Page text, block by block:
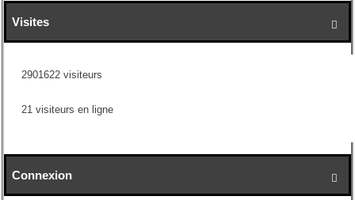

Visites
2901622 visiteurs
21 visiteurs en ligne

Connexion